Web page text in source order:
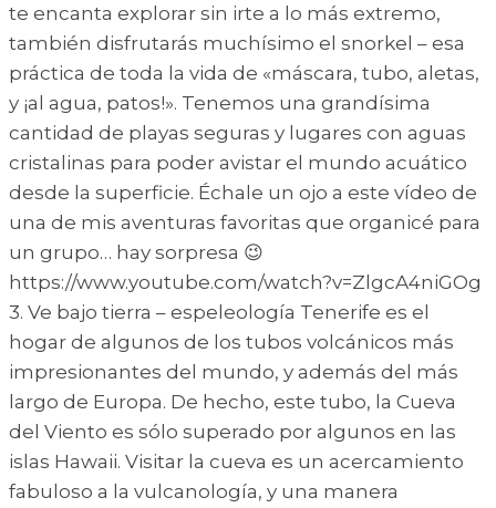
te encanta explorar sin irte a lo más extremo,
también disfrutarás muchísimo el snorkel – esa
práctica de toda la vida de «máscara, tubo, aletas,
y ¡al agua, patos!». Tenemos una grandísima
cantidad de playas seguras y lugares con aguas
cristalinas para poder avistar el mundo acuático
desde la superficie. Échale un ojo a este vídeo de
una de mis aventuras favoritas que organicé para
un grupo… hay sorpresa 😉
https://www.youtube.com/watch?v=ZlgcA4niGOg
3. Ve bajo tierra – espeleología Tenerife es el
hogar de algunos de los tubos volcánicos más
impresionantes del mundo, y además del más
largo de Europa. De hecho, este tubo, la Cueva
del Viento es sólo superado por algunos en las
islas Hawaii. Visitar la cueva es un acercamiento
fabuloso a la vulcanología, y una manera